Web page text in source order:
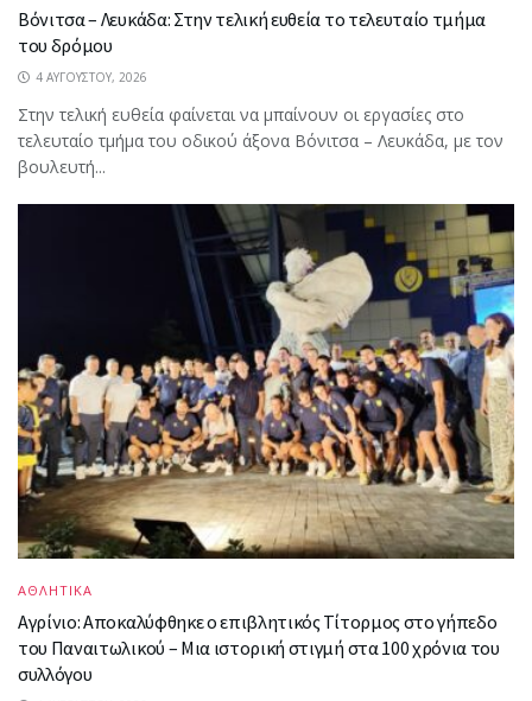
Βόνιτσα – Λευκάδα: Στην τελική ευθεία το τελευταίο τμήμα
του δρόμου
4 ΑΥΓΟΎΣΤΟΥ, 2026
Στην τελική ευθεία φαίνεται να μπαίνουν οι εργασίες στο
τελευταίο τμήμα του οδικού άξονα Βόνιτσα – Λευκάδα, με τον
βουλευτή...
ΑΘΛΗΤΙΚΑ
Αγρίνιο: Αποκαλύφθηκε ο επιβλητικός Τίτορμος στο γήπεδο
του Παναιτωλικού – Μια ιστορική στιγμή στα 100 χρόνια του
συλλόγου